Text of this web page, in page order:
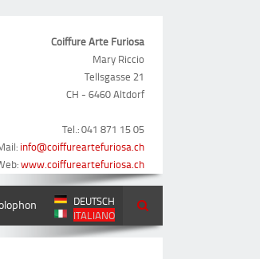
Coiffure Arte Furiosa
Mary Riccio
Tellsgasse 21
CH - 6460 Altdorf
Tel.: 041 871 15 05
info@coiffureartefuriosa.ch
www.coiffureartefuriosa.ch
DEUTSCH
ITALIANO